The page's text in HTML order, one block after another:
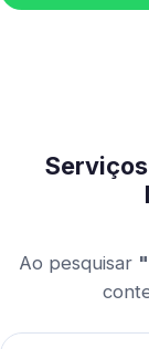
Ao pesquisar